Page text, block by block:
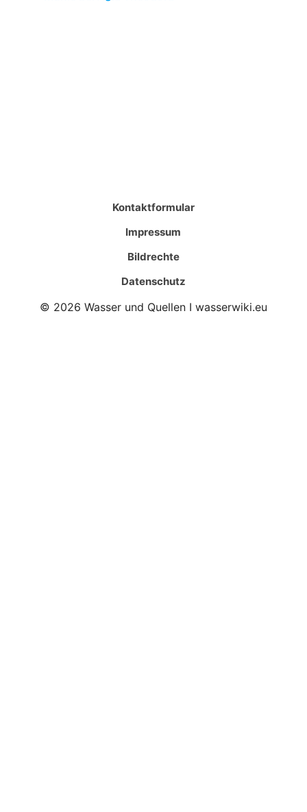
Kontaktformular
Impressum
Bildrechte
Datenschutz
© 2026 Wasser und Quellen I wasserwiki.eu